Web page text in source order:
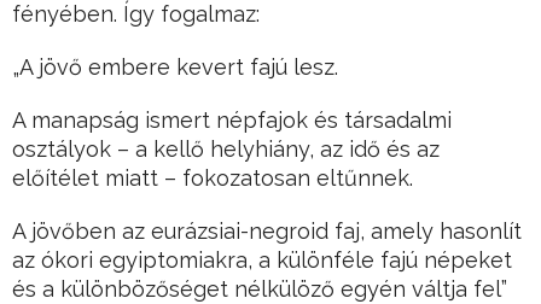
fényében. Így fogalmaz:
„A jövő embere kevert fajú lesz.
A manapság ismert népfajok és társadalmi
osztályok – a kellő helyhiány, az idő és az
előítélet miatt – fokozatosan eltűnnek.
A jövőben az eurázsiai-negroid faj, amely hasonlít
az ókori egyiptomiakra, a különféle fajú népeket
és a különbözőséget nélkülöző egyén váltja fel”